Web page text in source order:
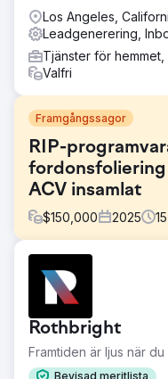
Los Angeles,
Leadgenerering,
Tjänster för hemmet,
Valfri
Framgångssagor
RIP-
fordonsfoliering
ACV insamlat
$150,000 2025 15
De flesta
Software och de
pengar. Detta gör det
(bilverkstäder) utanför
finns det begränsad
Kunden behövde ett
Rothbright
Framtiden är ljus när
Bevisad meritlista